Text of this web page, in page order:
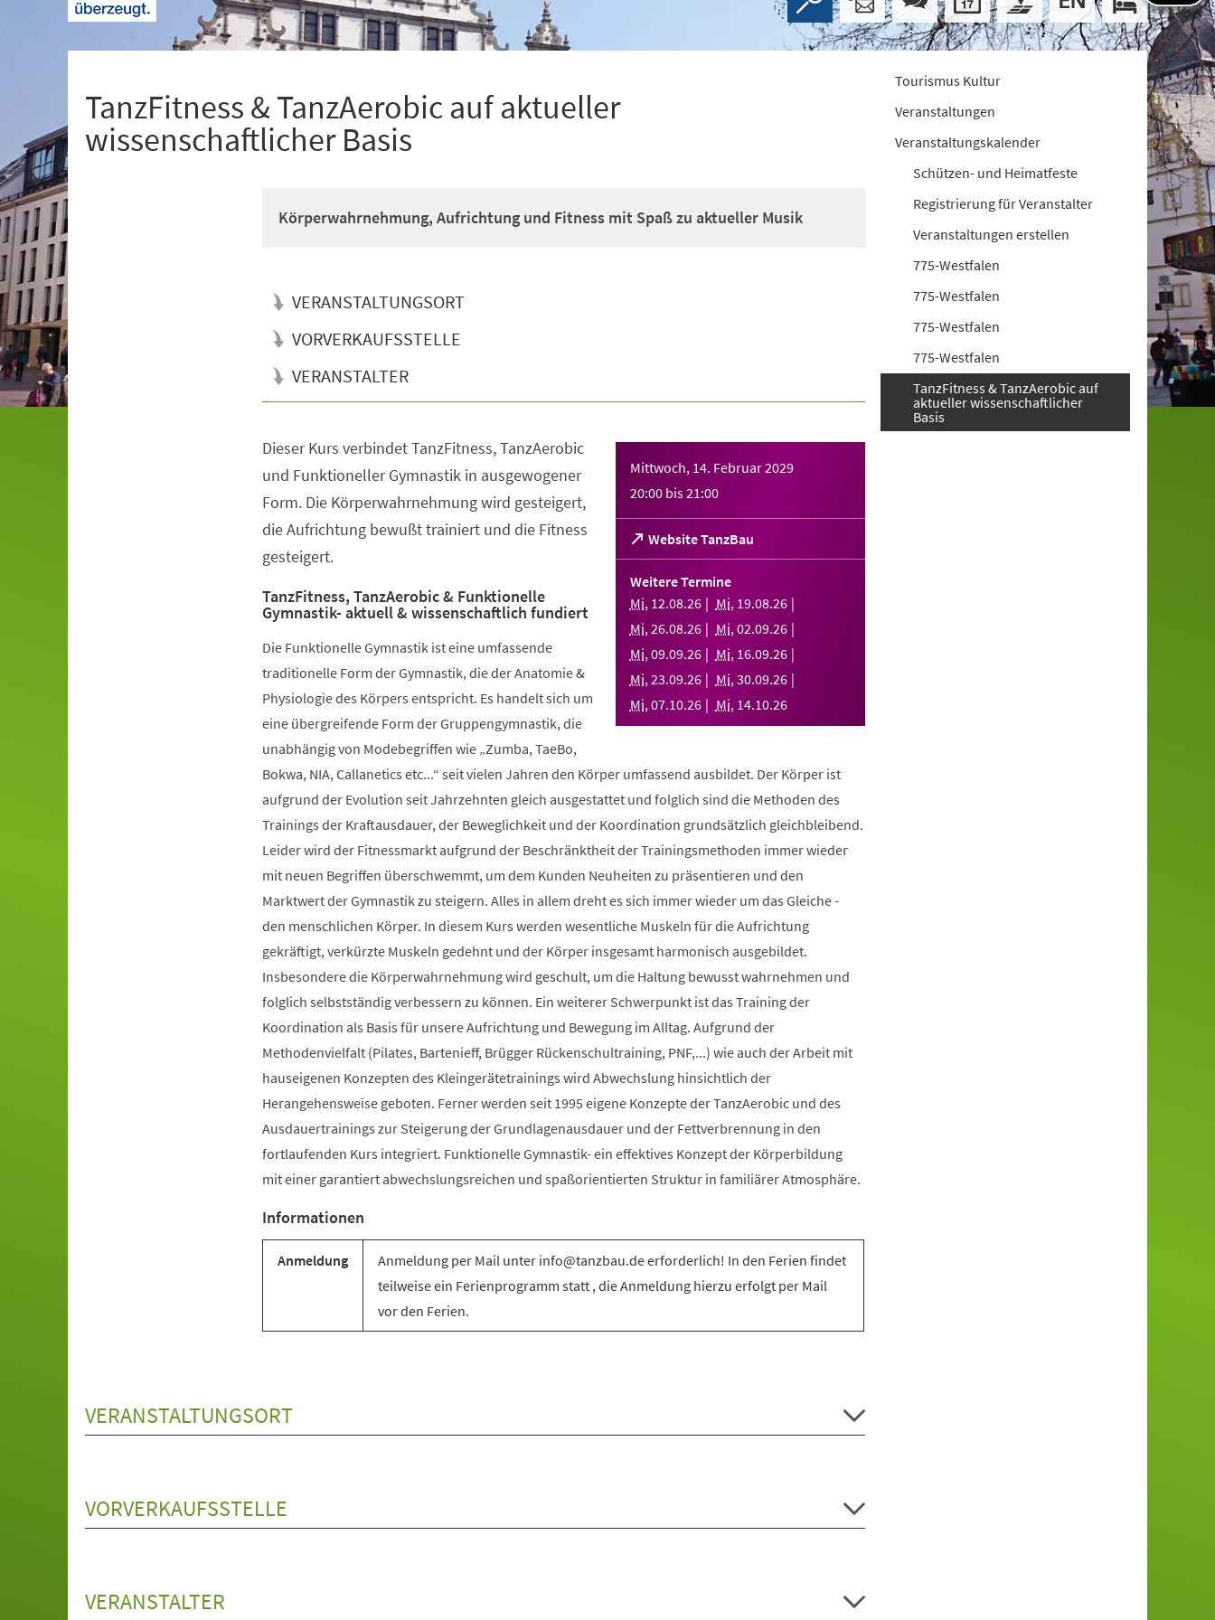
TanzFitness & TanzAerobic auf aktueller
wissenschaftlicher Basis
Körperwahrnehmung, Aufrichtung und Fitness mit Spaß zu aktueller Musik
VERANSTALTUNGSORT
VORVERKAUFSSTELLE
VERANSTALTER
Mittwoch, 14. Februar 2029
20:00 bis21:00
Website TanzBau
(Öffnet
in
einem
neuen
Tab)
Weitere Termine
Mi, 12.08.26 Mi, 19.08.26
Mi,26.08.26 Mi,02.09.26
Mi,09.09.26 Mi, 16.09.26
Mi,23.09.26 Mi,30.09.26
Mi,07.10.26 Mi, 14.10.26
Dieser Kurs verbindet TanzFitness, TanzAerobic
und Funktioneller Gymnastik in ausgewogener
Form. Die Körperwahrnehmung wird gesteigert,
die Aufrichtung bewußt trainiert und die Fitness
gesteigert.
TanzFitness, TanzAerobic & Funktionelle
Gymnastik- aktuell & wissenschaftlich fundiert
Die Funktionelle Gymnastik ist eine umfassende
traditionelle Form der Gymnastik, die der Anatomie &
Physiologie des Körpers entspricht. Es handelt sich um
eine übergreifende Form der Gruppengymnastik, die
unabhängig von Modebegriffen wie „Zumba, TaeBo,
Bokwa, NIA, Callanetics etc...“ seit vielen Jahren den Körper umfassend ausbildet. Der Körper ist
aufgrund der Evolution seit Jahrzehnten gleich ausgestattet und folglich sind die Methoden des
Trainings der Kraftausdauer, der Beweglichkeit und der Koordination grundsätzlich gleichbleibend.
Leider wird der Fitnessmarkt aufgrund der Beschränktheit der Trainingsmethoden immer wieder
mit neuen Begriffen überschwemmt, um dem Kunden Neuheiten zu präsentieren und den
Marktwert der Gymnastik zu steigern. Alles in allem dreht es sich immer wieder um das Gleiche -
den menschlichen Körper. In diesem Kurs werden wesentliche Muskeln für die Aufrichtung
gekräftigt, verkürzte Muskeln gedehnt und der Körper insgesamt harmonisch ausgebildet.
Insbesondere die Körperwahrnehmung wird geschult, um die Haltung bewusst wahrnehmen und
folglich selbstständig verbessern zu können. Ein weiterer Schwerpunkt ist das Training der
Koordination als Basis für unsere Aufrichtung und Bewegung im Alltag. Aufgrund der
Methodenvielfalt (Pilates, Bartenieff, Brügger Rückenschultraining, PNF,...) wie auch der Arbeit mit
hauseigenen Konzepten des Kleingerätetrainings wird Abwechslung hinsichtlich der
Herangehensweise geboten. Ferner werden seit 1995 eigene Konzepte der TanzAerobic und des
Ausdauertrainings zur Steigerung der Grundlagenausdauer und der Fettverbrennung in den
fortlaufenden Kurs integriert. Funktionelle Gymnastik- ein effektives Konzept der Körperbildung
mit einer garantiert abwechslungsreichen und spaßorientierten Struktur in familiärer Atmosphäre.
Informationen
Anmeldung
Anmeldung per Mail unter info@tanzbau.de erforderlich! In den Ferien findet
teilweise ein Ferienprogramm statt , die Anmeldung hierzu erfolgt per Mail
vor den Ferien.
VERANSTALTUNGSORT
VORVERKAUFSSTELLE
VERANSTALTER
Tourismus Kultur
Veranstaltungen
Veranstaltungskalender
Schützen- und Heimatfeste
Registrierung für Veranstalter
Veranstaltungen erstellen
775-Westfalen
775-Westfalen
775-Westfalen
775-Westfalen
TanzFitness & TanzAerobic auf
aktueller wissenschaftlicher
Basis